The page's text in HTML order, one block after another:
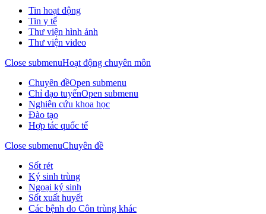
Tin hoạt động
Tin y tế
Thư viện hình ảnh
Thư viện video
Close submenuHoạt động chuyên môn
Chuyên đềOpen submenu
Chỉ đạo tuyếnOpen submenu
Nghiên cứu khoa học
Đào tạo
Hợp tác quốc tế
Close submenuChuyên đề
Sốt rét
Ký sinh trùng
Ngoại ký sinh
Sốt xuất huyết
Các bệnh do Côn trùng khác